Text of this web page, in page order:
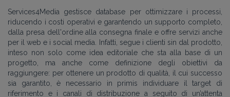
Services4Media gestisce database per ottimizzare i processi,
riducendo i costi operativi e garantendo un supporto completo,
dalla presa dell'ordine alla consegna finale e offre servizi anche
per il web e i social media. Infatti, segue i clienti sin dal prodotto,
inteso non solo come idea editoriale che sta alla base di un
progetto, ma anche come definizione degli obiettivi da
raggiungere: per ottenere un prodotto di qualità, il cui successo
sia garantito, è necessario in primis individuare il target di
riferimento e i canali di distribuzione a seguito di un’attenta